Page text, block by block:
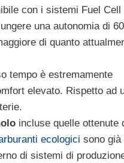
con i sistemi Fuel Cell
una autonomia di
di quanto
tempo è estremamente
elevato. Rispetto ad
incluse quelle ottenute
ecologici sono già
di sistemi di